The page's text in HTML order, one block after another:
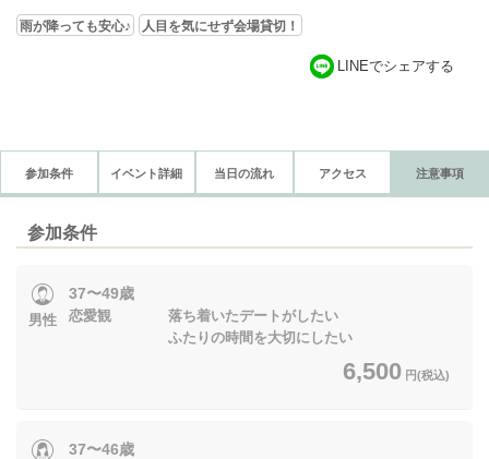
雨が降っても安心♪ 人目を気にせず会場貸切！
LINEでシェアする
参加条件 イベント詳細 当日の流れ アクセス 注意事項
参加条件
男性
37〜49歳
恋愛観 落ち着いたデートがしたい
ふたりの時間を大切にしたい
6,500 円(税込)
37〜46歳